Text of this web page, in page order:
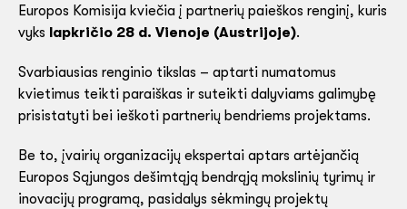
Europos Komisija kviečia į partnerių paieškos renginį, kuris
vyks lapkričio 28 d. Vienoje (Austrijoje).
Svarbiausias renginio tikslas – aptarti numatomus
kvietimus teikti paraiškas ir suteikti dalyviams galimybę
prisistatyti bei ieškoti partnerių bendriems projektams.
Be to, įvairių organizacijų ekspertai aptars artėjančią
Europos Sąjungos dešimtąją bendrąją mokslinių tyrimų ir
inovacijų programą, pasidalys sėkmingų projektų